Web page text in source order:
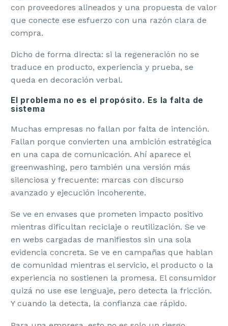
con proveedores alineados y una propuesta de valor
que conecte ese esfuerzo con una razón clara de
compra.
Dicho de forma directa: si la regeneración no se
traduce en producto, experiencia y prueba, se
queda en decoración verbal.
El problema no es el propósito. Es la falta de
sistema
Muchas empresas no fallan por falta de intención.
Fallan porque convierten una ambición estratégica
en una capa de comunicación. Ahí aparece el
greenwashing, pero también una versión más
silenciosa y frecuente: marcas con discurso
avanzado y ejecución incoherente.
Se ve en envases que prometen impacto positivo
mientras dificultan reciclaje o reutilización. Se ve
en webs cargadas de manifiestos sin una sola
evidencia concreta. Se ve en campañas que hablan
de comunidad mientras el servicio, el producto o la
experiencia no sostienen la promesa. El consumidor
quizá no use ese lenguaje, pero detecta la fricción.
Y cuando la detecta, la confianza cae rápido.